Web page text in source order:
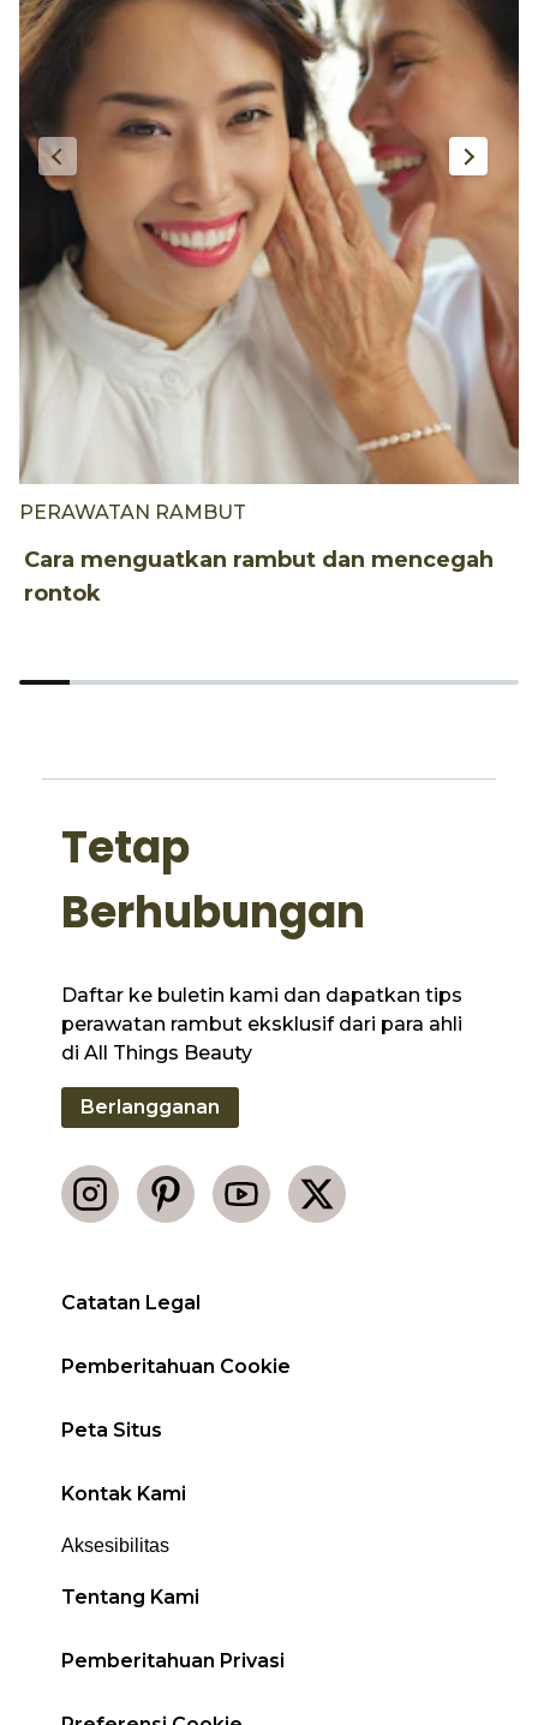
PERAWATAN RAMBUT
Cara menguatkan rambut dan mencegah
rontok
Catatan Legal
Pemberitahuan Cookie
Peta Situs
Kontak Kami
Aksesibilitas
Tentang Kami
Pemberitahuan Privasi
Tetap
Berhubungan
Daftar ke buletin kami dan dapatkan tips
perawatan rambut eksklusif dari para ahli
di All Things Beauty
Berlangganan